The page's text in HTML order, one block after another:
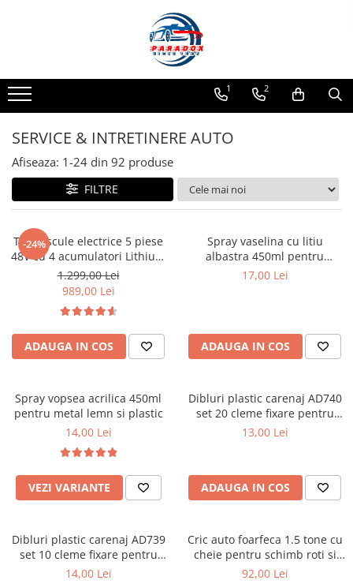
ACCESORII AUTO
Abtibild / Sticker Auto
Baby on Board
Limitare de viteza
Semn incepator
Accesorii Camping
Accesorii Curatare Auto
Accesorii Sezon Rece
Accesorii Siguranta Auto
Banda Reflectorizanta
Bare Portbagaj
Capace Prezoane
Carcase Chei Auto
Carcasa cheie Audi
Carcasa cheie Bmw
Carcasa cheie Dacia
Carcasa Cheie Ford
Carcasa Cheie Hyundai
Carcasa Cheie Mercedes Benz
1 2
SERVICE & INTRETINERE AUTO
Afiseaza: 1-24 din 92 produse
FILTRE
-24%
Trusa scule electrice 5 piese
48V cu 4 acumulatori Lithium
6.0Ah
1.299,00 Lei
989,00 Lei
ADAUGA IN COS
Spray vaselina cu litiu
albastra 450ml pentru
lubrifiere si protectie metal
17,00 Lei
ADAUGA IN COS
Spray vopsea acrilica 450ml
pentru metal lemn si plastic
14,00 Lei
VEZI VARIANTE
Dibluri plastic carenaj AD740
set 20 cleme fixare pentru
tapiterie si interior auto
13,00 Lei
ADAUGA IN COS
Dibluri plastic carenaj AD739
set 10 cleme fixare pentru
tapiterie si interior auto
14,00 Lei
Cric auto foarfeca 1.5 tone cu
cheie pentru schimb roti si
ridicare masina
92,00 Lei